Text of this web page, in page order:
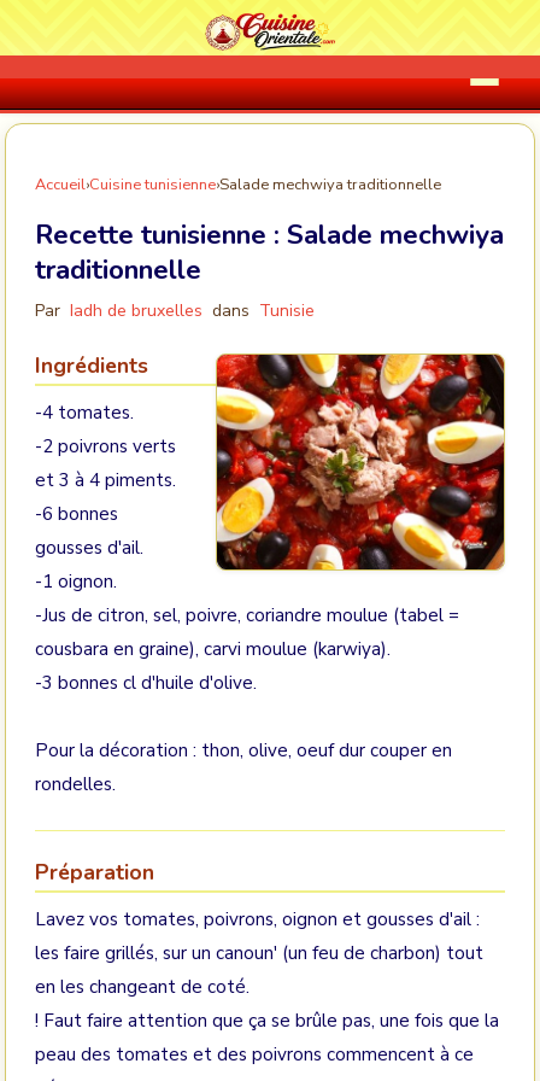
Accueil›Cuisine tunisienne›Salade mechwiya traditionnelle
Recette tunisienne : Salade mechwiya
traditionnelle
Par Iadh de bruxelles dans Tunisie
Ingrédients
-4 tomates.
-2 poivrons verts
et 3 à 4 piments.
-6 bonnes
gousses d'ail.
-1 oignon.
-Jus de citron, sel, poivre, coriandre moulue (tabel =
cousbara en graine), carvi moulue (karwiya).
-3 bonnes cl d'huile d'olive.
Pour la décoration : thon, olive, oeuf dur couper en
rondelles.
Préparation
Lavez vos tomates, poivrons, oignon et gousses d'ail :
les faire grillés, sur un canoun' (un feu de charbon) tout
en les changeant de coté.
! Faut faire attention que ça se brûle pas, une fois que la
peau des tomates et des poivrons commencent à ce